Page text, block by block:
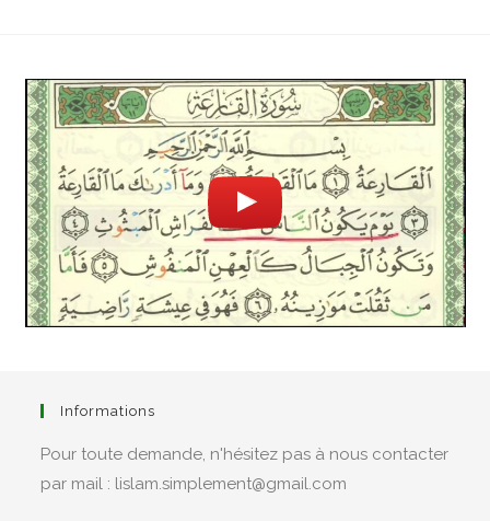
Informations
Pour toute demande, n'hésitez pas à nous contacter
par mail : lislam.simplement@gmail.com